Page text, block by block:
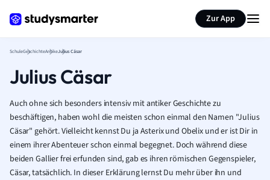
Zur App
SchuleGeschichteAntikeJulius Cäsar
Julius Cäsar
Auch ohne sich besonders intensiv mit antiker Geschichte zu
beschäftigen, haben wohl die meisten schon einmal den Namen "Julius
Cäsar" gehört. Vielleicht kennst Du ja Asterix und Obelix und er ist Dir in
einem ihrer Abenteuer schon einmal begegnet. Doch während diese
beiden Gallier frei erfunden sind, gab es ihren römischen Gegenspieler,
Cäsar, tatsächlich. In dieser Erklärung lernst Du mehr über ihn und
Seite zusammenfassen